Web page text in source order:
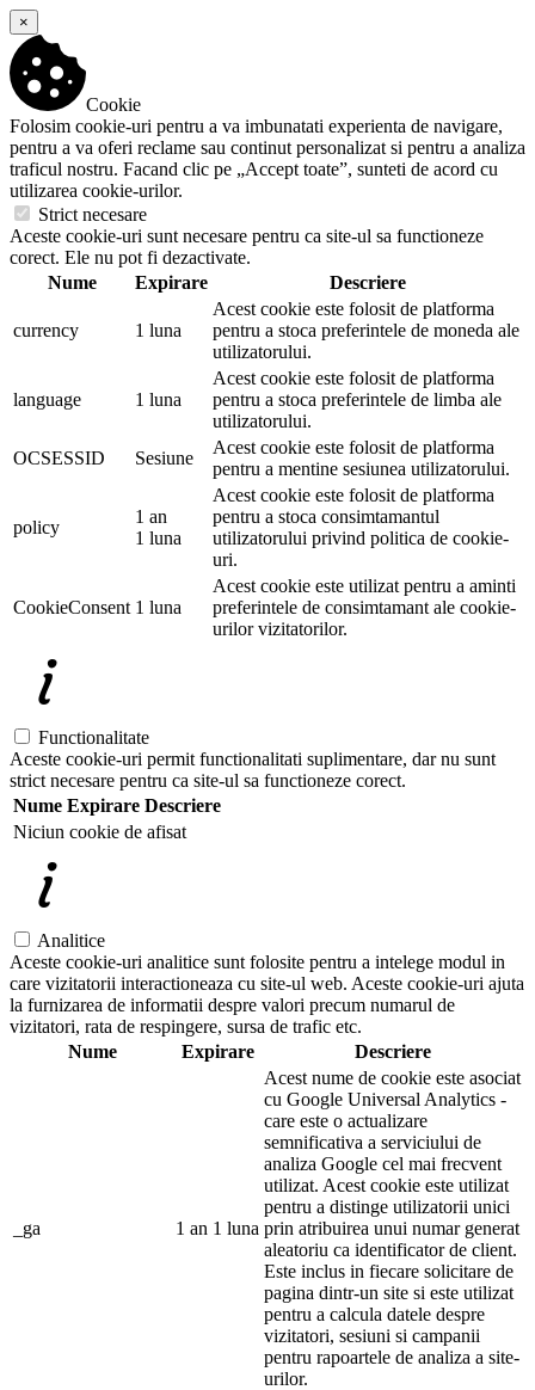
×
Cookie
Folosim cookie-uri pentru a va imbunatati experienta de navigare,
pentru a va oferi reclame sau continut personalizat si pentru a analiza
traficul nostru. Facand clic pe „Accept toate”, sunteti de acord cu
utilizarea cookie-urilor.
Strict necesare
Aceste cookie-uri sunt necesare pentru ca site-ul sa functioneze
corect. Ele nu pot fi dezactivate.
Nume
Expirare Descriere
currency 1 luna
Acest cookie este folosit de platforma
pentru a stoca preferintele de moneda ale
utilizatorului.
language 1 luna
Acest cookie este folosit de platforma
pentru a stoca preferintele de limba ale
utilizatorului.
OCSESSID
Sesiune
Acest cookie este folosit de platforma
pentru a mentine sesiunea utilizatorului.
policy
1 an
1 luna
Acest cookie este folosit de platforma
pentru a stoca consimtamantul
utilizatorului privind politica de cookie-
uri.
CookieConsent 1 luna
Acest cookie este utilizat pentru a aminti
preferintele de consimtamant ale cookie-
urilor vizitatorilor.
Functionalitate
Aceste cookie-uri permit functionalitati suplimentare, dar nu sunt
strict necesare pentru ca site-ul sa functioneze corect.
Nume Expirare Descriere
Niciun cookie de afisat
Analitice
Aceste cookie-uri analitice sunt folosite pentru a intelege modul in
care vizitatorii interactioneaza cu site-ul web. Aceste cookie-uri ajuta
la furnizarea de informatii despre valori precum numarul de
vizitatori, rata de respingere, sursa de trafic etc.
Nume
Expirare Descriere
_ga 1 an 1 luna
Acest nume de cookie este asociat
cu Google Universal Analytics -
care este o actualizare
semnificativa a serviciului de
analiza Google cel mai frecvent
utilizat. Acest cookie este utilizat
pentru a distinge utilizatorii unici
prin atribuirea unui numar generat
aleatoriu ca identificator de client.
Este inclus in fiecare solicitare de
pagina dintr-un site si este utilizat
pentru a calcula datele despre
vizitatori, sesiuni si campanii
pentru rapoartele de analiza a site-
urilor.